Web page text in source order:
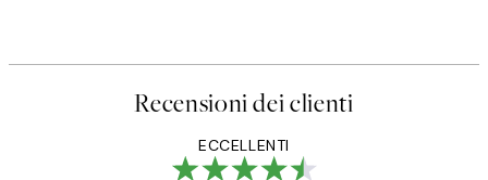
Recensioni dei clienti
ECCELLENTI